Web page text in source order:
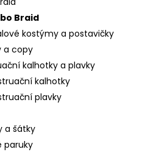
Braid
kostýmy a postavičky
a copy
kalhotky a plavky
kalhotky
plavky
a šátky
paruky